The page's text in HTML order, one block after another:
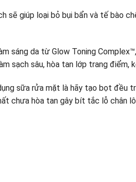
sẽ giúp loại bỏ bụi bẩn và tế bào
sáng da từ Glow Toning
sạch sâu, hòa tan lớp trang
sữa rửa mặt là hãy tạo bọt đều
chưa hòa tan gây bít tắc lỗ chân